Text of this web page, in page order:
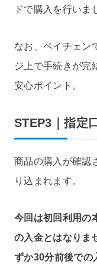
ドで購入を行いま
なお、ペイチェン
ジ上で手続きが完
安心ポイント。
STEP3｜指定
商品の購入が確認
り込まれます。
今回は初回利用の
の入金とはなりま
ずか30分前後での